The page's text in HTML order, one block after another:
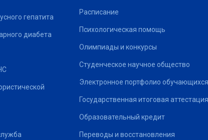
гепатита
диабета
Расписание
Психологическая помощь
Олимпиады и конкурсы
Студенческое научное общество
Электронное портфолио обучающихся
Государственная итоговая аттестация
Образовательный кредит
Переводы и восстановления